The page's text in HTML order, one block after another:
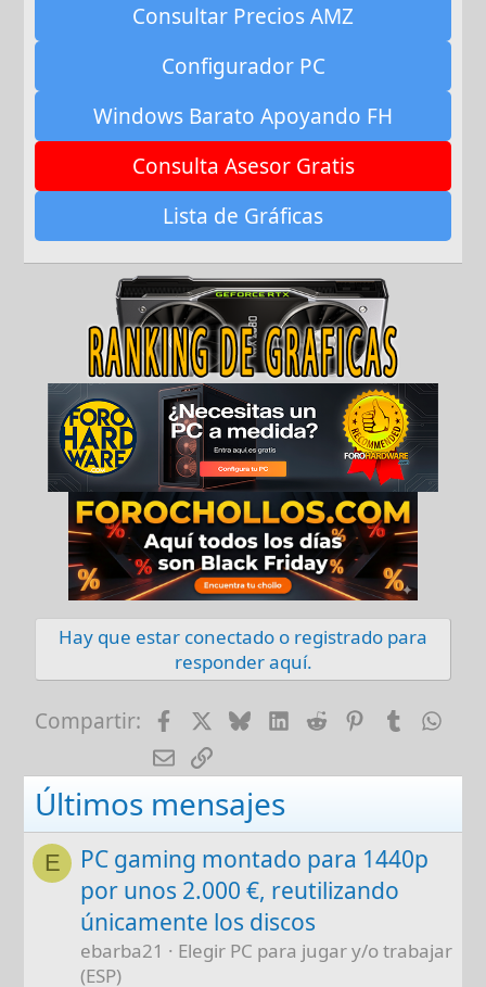
Consultar Precios AMZ
Configurador PC
Windows Barato Apoyando FH
Consulta Asesor Gratis
Lista de Gráficas
Hay que estar conectado o registrado para
responder aquí.
Compartir: FacebookBlueskyLinkedIn
RedditPinterest
Tumblr
E-mailEnlace
Últimos mensajes
E
PC gaming montado para 1440p
por unos 2.000 €, reutilizando
únicamente los discos
ebarba21
Elegir PC para jugar y/o trabajar
(ESP)